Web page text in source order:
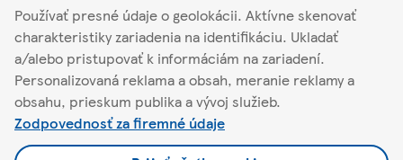
Používať presné údaje o geolokácii. Aktívne skenovať
charakteristiky zariadenia na identifikáciu. Ukladať
a/alebo pristupovať k informáciám na zariadení.
Personalizovaná reklama a obsah, meranie reklamy a
obsahu, prieskum publika a vývoj služieb.
Zodpovednosť za firemné údaje
Pomoc a kontakt
Naša ponuka
Pravidlá a nastavenia